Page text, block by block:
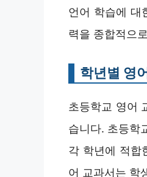
언어 학습에 대
력을 종합적으
학년별 영
초등학교 영어
습니다. 초등학
각 학년에 적합
어 교과서는 학